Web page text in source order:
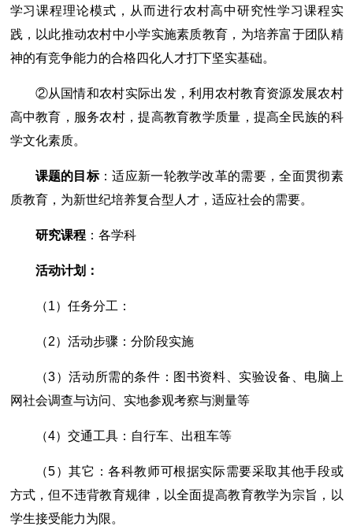
学习课程理论模式，从而进行农村高中研究性学习课程实
践，以此推动农村中小学实施素质教育，为培养富于团队精
神的有竞争能力的合格四化人才打下坚实基础。
②从国情和农村实际出发，利用农村教育资源发展农村
高中教育，服务农村，提高教育教学质量，提高全民族的科
学文化素质。
课题的目标：适应新一轮教学改革的需要，全面贯彻素
质教育，为新世纪培养复合型人才，适应社会的需要。
研究课程：各学科
活动计划：
（1）任务分工：
（2）活动步骤：分阶段实施
（3）活动所需的条件：图书资料、实验设备、电脑上
网社会调查与访问、实地参观考察与测量等
（4）交通工具：自行车、出租车等
（5）其它：各科教师可根据实际需要采取其他手段或
方式，但不违背教育规律，以全面提高教育教学为宗旨，以
学生接受能力为限。